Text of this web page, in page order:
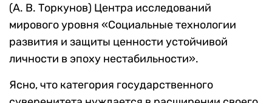
(А. В. Торкунов) Центра исследований
мирового уровня «Социальные технологии
развития и защиты ценности устойчивой
личности в эпоху нестабильности».
Ясно, что категория государственного